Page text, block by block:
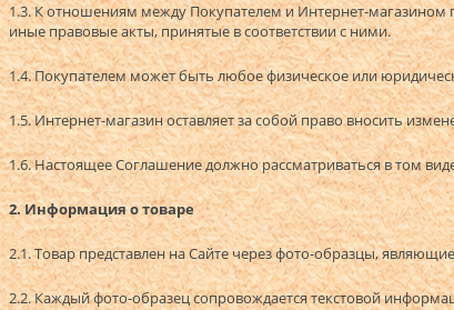
1.3. К отношениям между Покупателем и Интернет-магазином
иные правовые акты, принятые в соответствии с ними.
1.4. Покупателем может быть любое физическое или
1.5. Интернет-магазин оставляет за собой право вносить
1.6. Настоящее Соглашение должно рассматриваться в том
2. Информация о товаре
2.1. Товар представлен на Сайте через фото-образцы,
2.2. Каждый фото-образец сопровождается текстовой